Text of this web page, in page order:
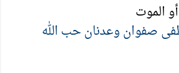
الموت
صفوان وعدنان حب الله